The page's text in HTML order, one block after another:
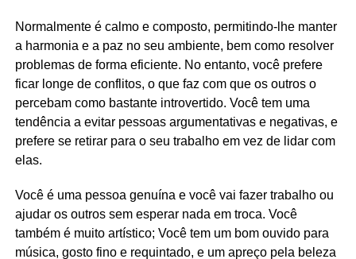
Normalmente é calmo e composto, permitindo-lhe manter
a harmonia e a paz no seu ambiente, bem como resolver
problemas de forma eficiente. No entanto, você prefere
ficar longe de conflitos, o que faz com que os outros o
percebam como bastante introvertido. Você tem uma
tendência a evitar pessoas argumentativas e negativas, e
prefere se retirar para o seu trabalho em vez de lidar com
elas.
Você é uma pessoa genuína e você vai fazer trabalho ou
ajudar os outros sem esperar nada em troca. Você
também é muito artístico; Você tem um bom ouvido para
música, gosto fino e requintado, e um apreço pela beleza